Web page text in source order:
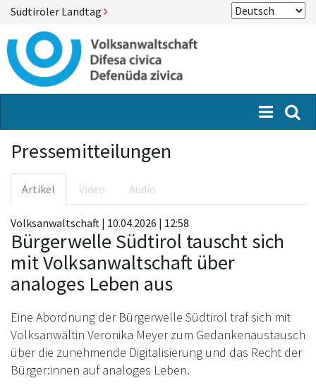
Südtiroler Landtag
Menü
Pressemitteilungen
Artikel Video Audio
Volksanwaltschaft | 10.04.2026 | 12:58
Bürgerwelle Südtirol tauscht sich
mit Volksanwaltschaft über
analoges Leben aus
Eine Abordnung der Bürgerwelle Südtirol traf sich mit
Volksanwältin Veronika Meyer zum Gedankenaustausch
über die zunehmende Digitalisierung und das Recht der
Bürger:innen auf analoges Leben.